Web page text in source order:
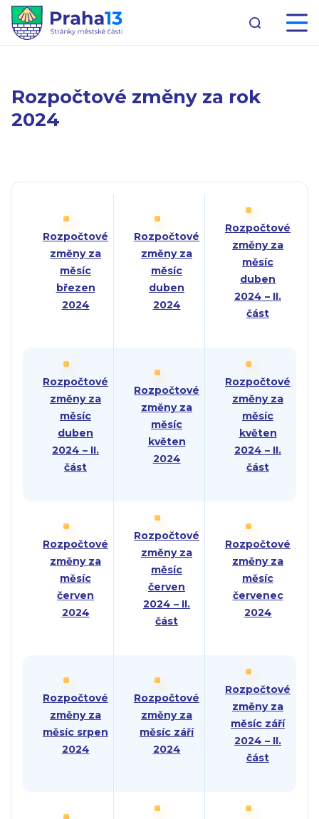
Rozpočtové změny za rok
2024
Rozpočtové
změny za
měsíc
březen
2024
Rozpočtové
změny za
měsíc
duben
2024
Rozpočtové
změny za
měsíc
duben
2024 – II.
část
Rozpočtové
změny za
měsíc
duben
2024 – II.
část
Rozpočtové
změny za
měsíc
květen
2024
Rozpočtové
změny za
měsíc
květen
2024 – II.
část
Rozpočtové
změny za
měsíc
červen
2024
Rozpočtové
změny za
měsíc
červen
2024 – II.
část
Rozpočtové
změny za
měsíc
červenec
2024
Rozpočtové
změny za
měsíc srpen
2024
Rozpočtové
změny za
měsíc září
2024
Rozpočtové
změny za
měsíc září
2024 – II.
část